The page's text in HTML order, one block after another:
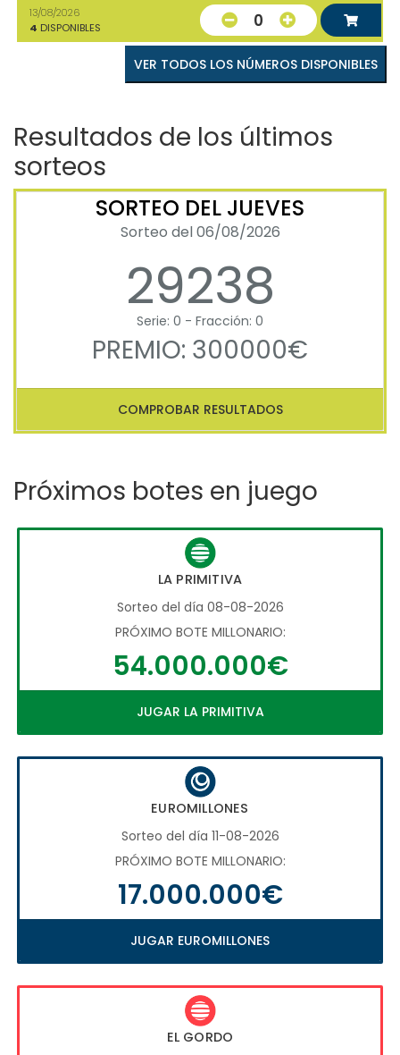
13/08/2026
4 DISPONIBLES 0
VER TODOS LOS NÚMEROS DISPONIBLES
Resultados de los últimos
sorteos
SORTEO DEL JUEVES
Sorteo del 06/08/2026
29238
Serie: 0 - Fracción: 0
PREMIO: 300000€
COMPROBAR RESULTADOS
Próximos botes en juego
LA PRIMITIVA
Sorteo del día 08-08-2026
PRÓXIMO BOTE MILLONARIO:
54.000.000€
JUGAR LA PRIMITIVA
EUROMILLONES
Sorteo del día 11-08-2026
PRÓXIMO BOTE MILLONARIO:
17.000.000€
JUGAR EUROMILLONES
EL GORDO